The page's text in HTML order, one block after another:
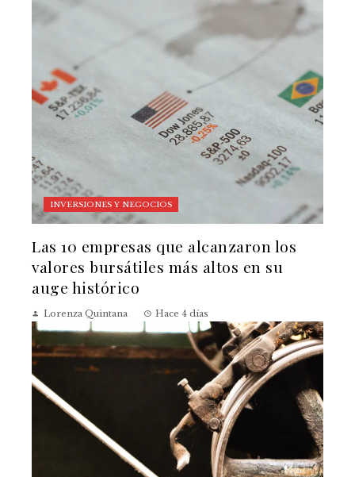
INVERSIONES Y NEGOCIOS
Las 10 empresas que alcanzaron los
valores bursátiles más altos en su
auge histórico
Lorenza Quintana Hace 4 días